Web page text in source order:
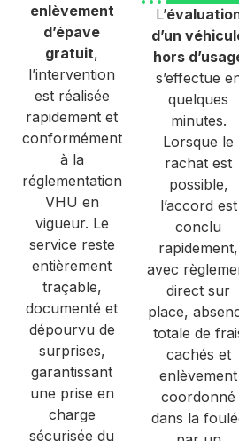
enlèvement
d’épave
gratuit,
l’intervention
est réalisée
rapidement et
conformément
à la
réglementation
VHU en
vigueur. Le
service reste
entièrement
traçable,
documenté et
dépourvu de
surprises,
garantissant
une prise en
charge
sécurisée du
L’
d’un
hors
s’effectue
quelques
minutes.
Lorsque le
rachat est
possible,
l’accord est
conclu
rapidement,
avec
direct sur
place,
totale de
cachés et
enlèvement
coordonné
dans la